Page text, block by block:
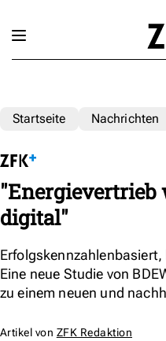
Startseite Nachrichten
digital"
Eine neue Studie von
zu einem neuen und
Artikel von ZFK Redaktion